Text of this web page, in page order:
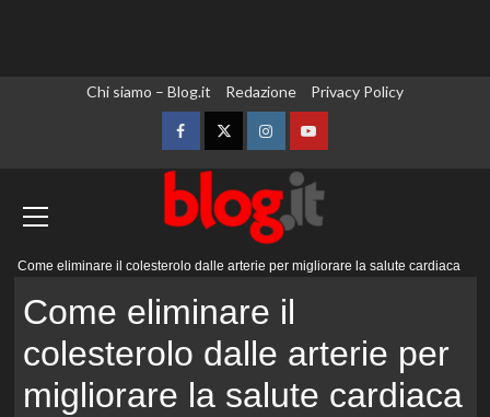
Chi siamo – Blog.it Redazione Privacy Policy
FacebookTwitterInstagramYouTube
Come eliminare il colesterolo dalle arterie per migliorare la salute cardiaca
Come eliminare il
colesterolo dalle arterie per
migliorare la salute cardiaca